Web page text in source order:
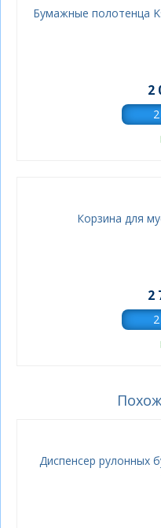
Бумажные полотенца
2
Корзина для
2
Диспенсер рулонных